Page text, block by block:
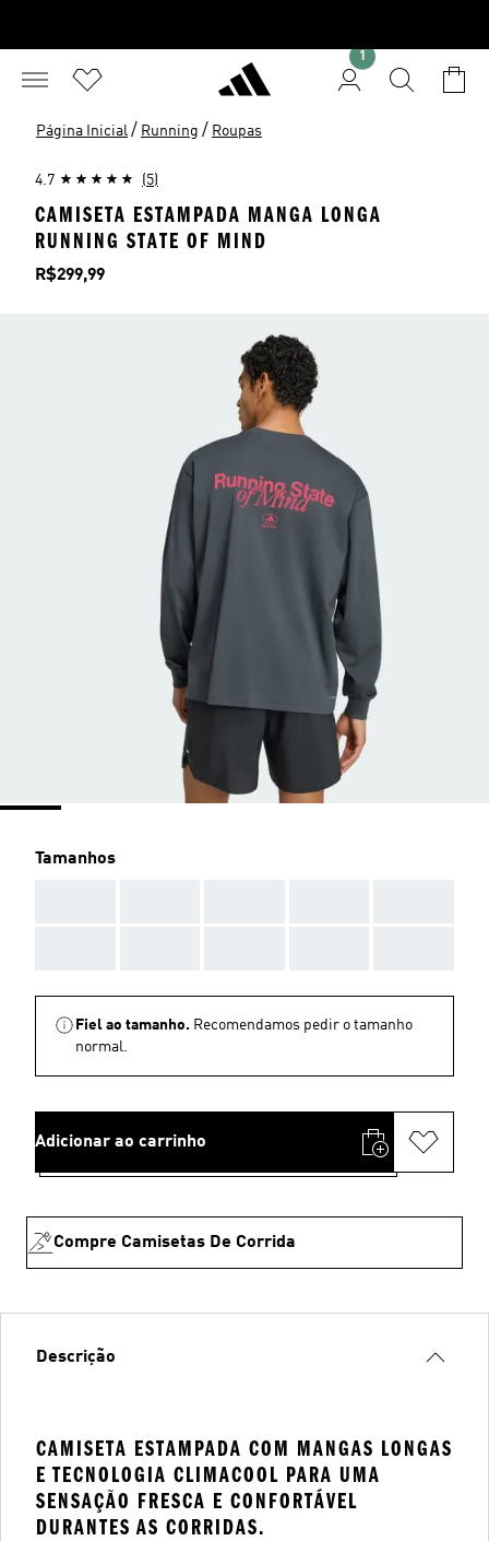
1
Página Inicial / Running / Roupas
4.7 (5)
CAMISETA ESTAMPADA MANGA LONGA
RUNNING STATE OF MIND
Preço
R$299,99
Tamanhos
Fiel ao tamanho. Recomendamos pedir o tamanho
normal.
Adicionar ao carrinho
Compre Camisetas De Corrida
Descrição
CAMISETA ESTAMPADA COM MANGAS LONGAS
E TECNOLOGIA CLIMACOOL PARA UMA
SENSAÇÃO FRESCA E CONFORTÁVEL
DURANTES AS CORRIDAS.